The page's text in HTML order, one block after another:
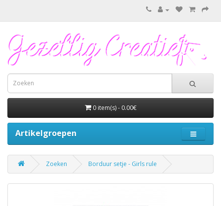
0 item(s) - 0.00€
Artikelgroepen
Zoeken Borduur setje - Girls rule